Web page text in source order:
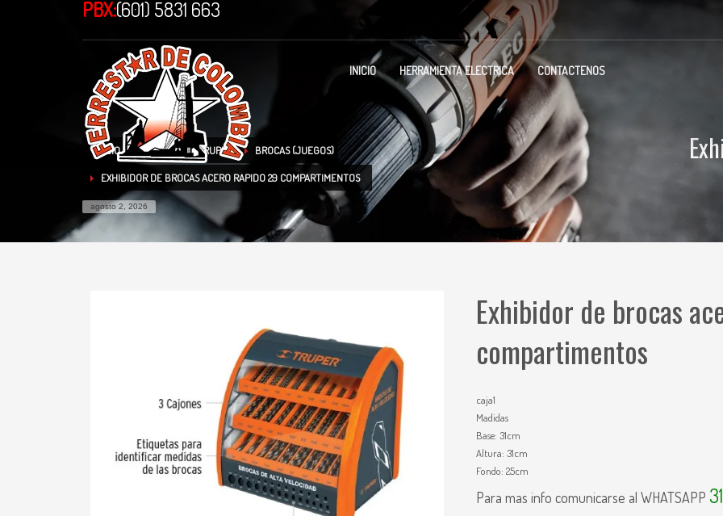
PBX:(601) 5831 663
INICIO HERRAMIENTA ELECTRICA CONTACTENOS
INICIO TIENDA TRUPER BROCAS (JUEGOS)
EXHIBIDOR DE BROCAS ACERO RAPIDO 29 COMPARTIMENTOS
agosto 2, 2026
Exhibidor de brocas
compartimentos
caja1
Madidas
Base: 31cm
Altura: 31cm
Fondo: 25cm
Para mas info comunicarse al WHATSAPP